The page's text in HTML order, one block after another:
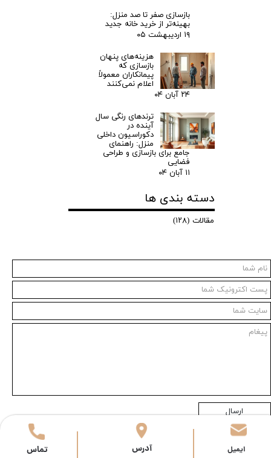
ارسال
بازسازی صفر تا صد منزل:
بهینه‌تر از خرید خانه جدید
۱۹ اردیبهشت ۰۵
هزینه‌های پنهان
بازسازی که
پیمانکاران معمولاً
اعلام نمی‌کنند
۲۴ آبان ۰۴
ترندهای رنگی سال
آینده در
دکوراسیون داخلی
منزل: راهنمای
جامع برای بازسازی و طراحی
فضایی
۱۱ آبان ۰۴
دسته بندی ها
مقالات (۱۲۸)
​آدرس ​​ایمیل تماس